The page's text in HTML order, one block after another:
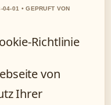
04-01 • GEPRUFT VON
Richtlinie
von
Ihrer